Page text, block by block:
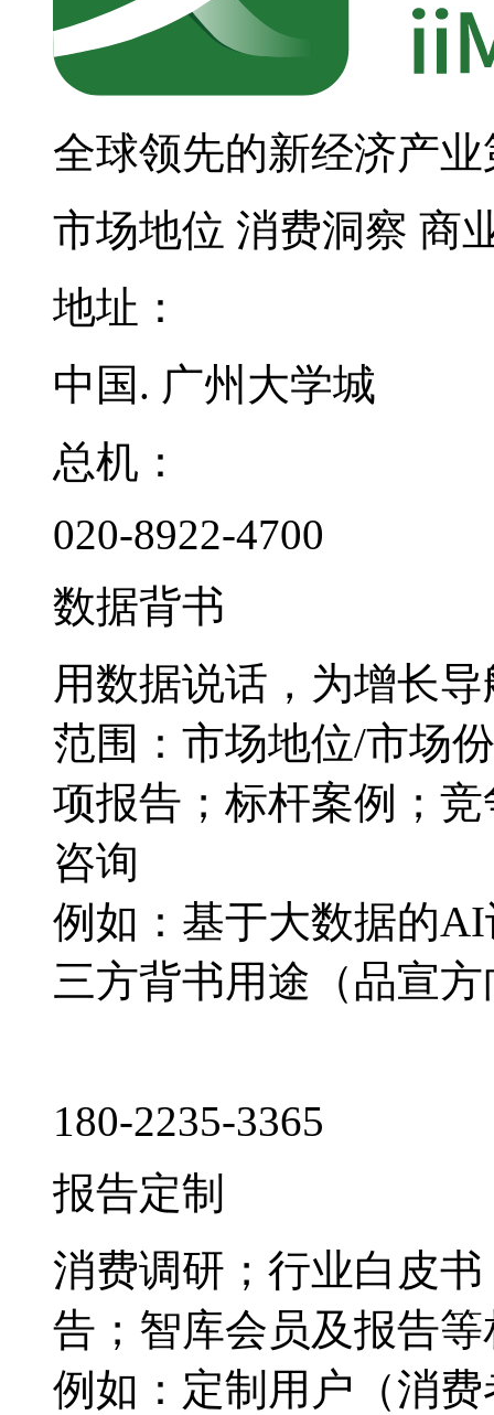
全球领先的新经济产
市场地位 消费洞察 商
地址：
中国. 广州大学城
总机：
020-8922-4700
数据背书
用数据说话，为增长导
范围：市场地位/市场
项报告；标杆案例；
咨询
例如：基于大数据的
三方背书用途（品宣
180-2235-3365
报告定制
消费调研；行业白皮
告；智库会员及报告
例如：定制用户（消